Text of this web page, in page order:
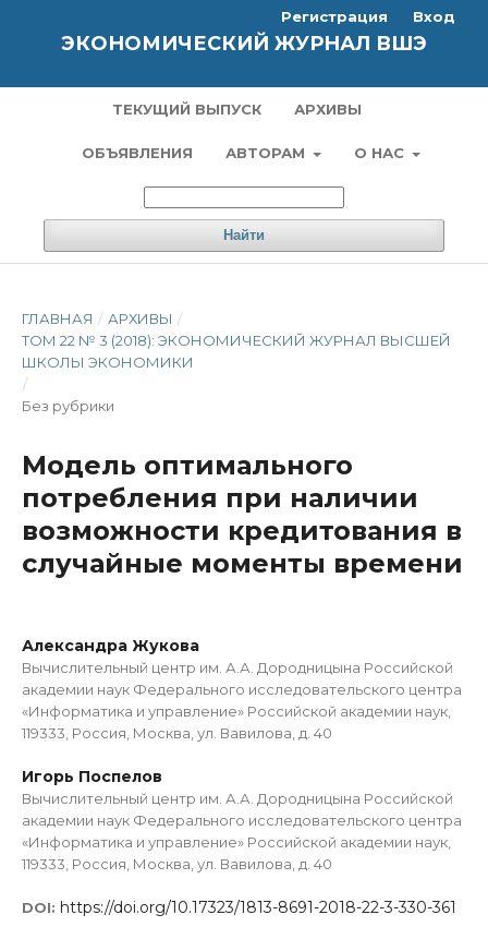
ЭКОНОМИЧЕСКИЙ ЖУРНАЛ ВШЭ
ТЕКУЩИЙ ВЫПУСК АРХИВЫ
ОБЪЯВЛЕНИЯ АВТОРАМ О НАС
Найти
Регистрация Вход
ГЛАВНАЯ / АРХИВЫ /
ТОМ 22 № 3 (2018): ЭКОНОМИЧЕСКИЙ ЖУРНАЛ ВЫСШЕЙ
ШКОЛЫ ЭКОНОМИКИ
/
Без рубрики
Модель оптимального
потребления при наличии
возможности кредитования в
случайные моменты времени
Александра Жукова
Вычислительный центр им. А.А. Дородницына Российской
академии наук Федерального исследовательского центра
«Информатика и управление» Российской академии наук,
119333, Россия, Москва, ул. Вавилова, д. 40
Игорь Поспелов
Вычислительный центр им. А.А. Дородницына Российской
академии наук Федерального исследовательского центра
«Информатика и управление» Российской академии наук,
119333, Россия, Москва, ул. Вавилова, д. 40
DOI: https://doi.org/10.17323/1813-8691-2018-22-3-330-361